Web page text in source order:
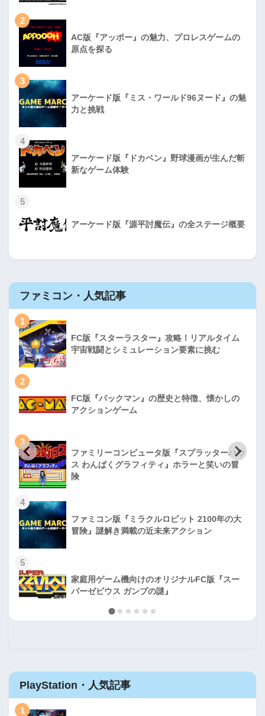
2
AC版『アッポー』の魅力、プロレスゲームの
原点を探る
3
アーケード版『ミス・ワールド96ヌード』の魅
力と挑戦
4
アーケード版『ドカベン』野球漫画が生んだ斬
新なゲーム体験
5
アーケード版『源平討魔伝』の全ステージ概要
ファミコン・人気記事
1
FC版『スターラスター』攻略！リアルタイム
宇宙戦闘とシミュレーション要素に挑む
2
FC版『パックマン』の歴史と特徴、懐かしの
アクションゲーム
3
ファミリーコンピュータ版『スプラッターハウ
ス わんぱくグラフィティ』ホラーと笑いの冒
険
4
ファミコン版『ミラクルロピット 2100年の大
冒険』謎解き満載の近未来アクション
5
家庭用ゲーム機向けのオリジナルFC版『スー
パーゼビウス ガンプの謎』
PlayStation・人気記事
1